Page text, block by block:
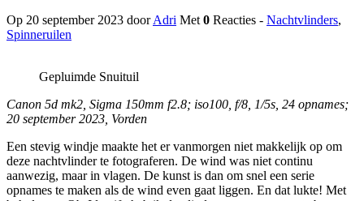
Op 20 september 2023 doorAdri Met 0 Reacties - Nachtvlinders,
Spinneruilen
Gepluimde Snuituil
Canon 5d mk2, Sigma 150mm f2.8; iso100, f/8, 1/5s, 24 opnames;
20 september 2023, Vorden
Een stevig windje maakte het er vanmorgen niet makkelijk op om
deze nachtvlinder te fotograferen. De wind was niet continu
aanwezig, maar in vlagen. De kunst is dan om snel een serie
opnames te maken als de wind even gaat liggen. En dat lukte! Met